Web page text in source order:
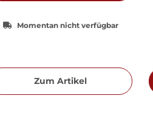
Momentan nicht verfügbar
Zum Artikel